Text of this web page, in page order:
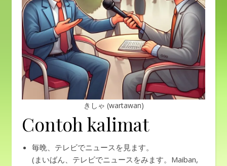
きしゃ (wartawan)
Contoh kalimat
毎晩、テレビでニュースを見ます。
(まいばん、テレビでニュースをみます。Maiban,